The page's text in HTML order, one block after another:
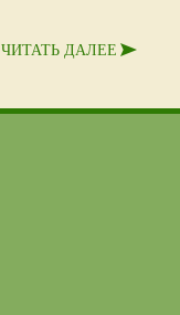
ЧИТАТЬ ДАЛЕЕ